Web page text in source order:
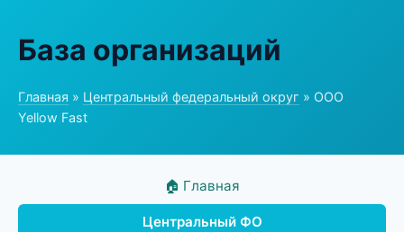
База организаций
Главная » Центральный федеральный округ » ООО
Yellow Fast
🏠 Главная
Центральный ФО